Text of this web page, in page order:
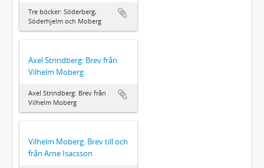
Tre böcker: Söderberg,
Söderhjelm och Moberg
Axel Strindberg: Brev från
Vilhelm Moberg
Axel Strindberg: Brev från
Vilhelm Moberg
Vilhelm Moberg: Brev till och
från Arne Isacsson